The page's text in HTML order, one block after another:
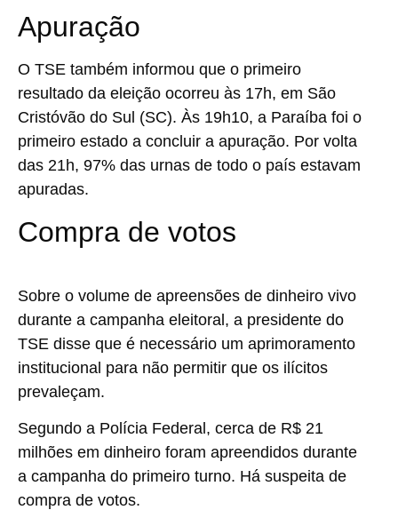
Apuração
O TSE também informou que o primeiro
resultado da eleição ocorreu às 17h, em São
Cristóvão do Sul (SC). Às 19h10, a Paraíba foi o
primeiro estado a concluir a apuração. Por volta
das 21h, 97% das urnas de todo o país estavam
apuradas.
Compra de votos
Sobre o volume de apreensões de dinheiro vivo
durante a campanha eleitoral, a presidente do
TSE disse que é necessário um aprimoramento
institucional para não permitir que os ilícitos
prevaleçam.
Segundo a Polícia Federal, cerca de R$ 21
milhões em dinheiro foram apreendidos durante
a campanha do primeiro turno. Há suspeita de
compra de votos.